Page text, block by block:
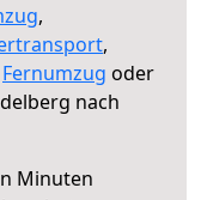
,
,
Fernumzug oder
nach
Minuten